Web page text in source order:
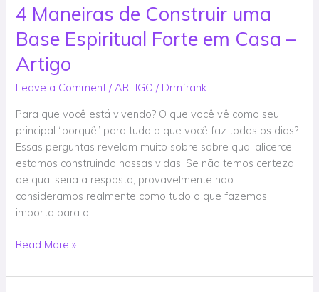
4 Maneiras de Construir uma
Base Espiritual Forte em Casa –
Artigo
Leave a Comment /ARTIGO / Drmfrank
Para que você está vivendo? O que você vê como seu
principal “porquê” para tudo o que você faz todos os dias?
Essas perguntas revelam muito sobre sobre qual alicerce
estamos construindo nossas vidas. Se não temos certeza
de qual seria a resposta, provavelmente não
consideramos realmente como tudo o que fazemos
importa para o
4
Maneiras
de
Construir
uma
Base
Espiritual
Forte
em
Casa
Artigo
Read More »